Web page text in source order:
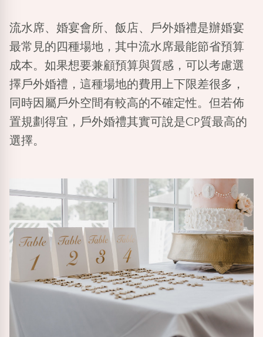
流水席、婚宴會所、飯店、戶外婚禮是辦婚宴
最常見的四種場地，其中流水席最能節省預算
成本。如果想要兼顧預算與質感，可以考慮選
擇戶外婚禮，這種場地的費用上下限差很多，
同時因屬戶外空間有較高的不確定性。但若佈
置規劃得宜，戶外婚禮其實可說是CP質最高的
選擇。